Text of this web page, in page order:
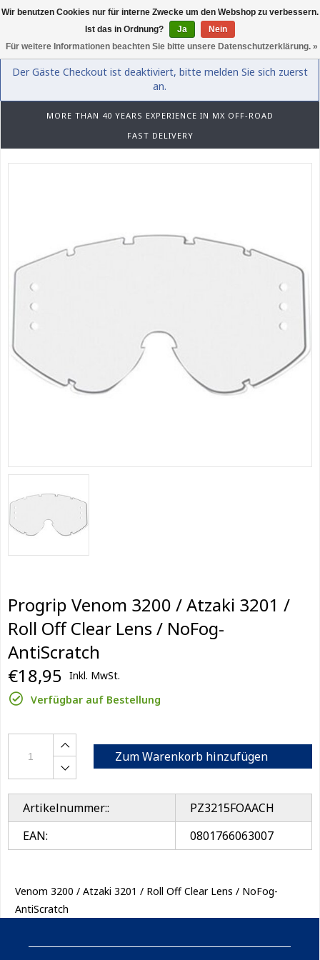
0
Der Gäste Checkout ist deaktiviert, bitte melden Sie sich zuerst
an.
MORE THAN 40 YEARS EXPERIENCE IN MX OFF-ROAD
FAST DELIVERY
Progrip Venom 3200 / Atzaki 3201 /
Roll Off Clear Lens / NoFog-
AntiScratch
€18,95 Inkl. MwSt.
Verfügbar auf Bestellung
Zum Warenkorb hinzufügen
Artikelnummer::
PZ3215FOAACH
EAN:
0801766063007
Venom 3200 / Atzaki 3201 / Roll Off Clear Lens / NoFog-
AntiScratch
Wir benutzen Cookies nur für interne Zwecke um den Webshop zu verbessern.
Ist das in Ordnung?
Ja
Nein
Für weitere Informationen beachten Sie bitte unsere Datenschutzerklärung. »